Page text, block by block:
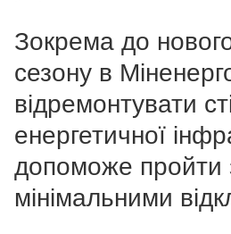
Зокрема до
сезону в
відремонтувати
енергетичної
допоможе пройти
мінімальними